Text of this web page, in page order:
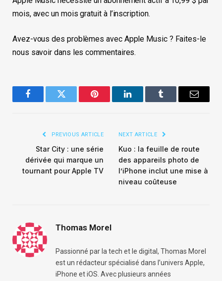
mois, avec un mois gratuit à l’inscription.
Avez-vous des problèmes avec Apple Music ? Faites-le
nous savoir dans les commentaires.
FacebookTwitter Pinterest LinkedInTumblr Email
PREVIOUS ARTICLE
Star City : une série
dérivée qui marque un
tournant pour Apple TV
NEXT ARTICLE
Kuo : la feuille de route
des appareils photo de
l’iPhone inclut une mise à
niveau coûteuse
Thomas Morel
Passionné par la tech et le digital, Thomas Morel
est un rédacteur spécialisé dans l’univers Apple,
iPhone et iOS. Avec plusieurs années